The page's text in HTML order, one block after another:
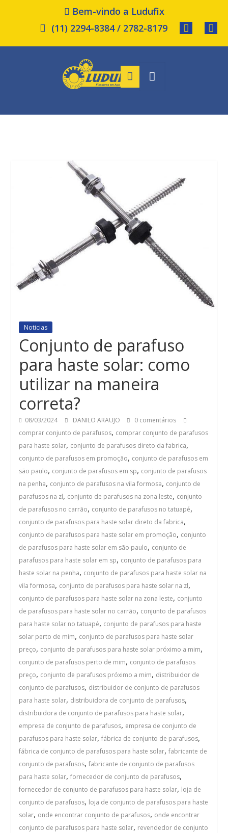
Bem-vindo a Ludufix
(11) 2294-8384 / 2782-8179
Noticias
Conjunto de parafuso
para haste solar: como
utilizar na maneira
correta?
08/03/2024 DANILO ARAUJO
0 comentários
comprar conjunto de parafusos, comprar conjunto de parafusos
para haste solar, conjunto de parafusos direto da fabrica,
conjunto de parafusos em promoção, conjunto de parafusos em
são paulo, conjunto de parafusos em sp, conjunto de parafusos
na penha, conjunto de parafusos na vila formosa, conjunto de
parafusos na zl, conjunto de parafusos na zona leste, conjunto
de parafusos no carrão, conjunto de parafusos no tatuapé,
conjunto de parafusos para haste solar direto da fabrica,
conjunto de parafusos para haste solar em promoção, conjunto
de parafusos para haste solar em são paulo, conjunto de
parafusos para haste solar em sp, conjunto de parafusos para
haste solar na penha, conjunto de parafusos para haste solar na
vila formosa, conjunto de parafusos para haste solar na zl,
conjunto de parafusos para haste solar na zona leste, conjunto
de parafusos para haste solar no carrão, conjunto de parafusos
para haste solar no tatuapé, conjunto de parafusos para haste
solar perto de mim, conjunto de parafusos para haste solar
preço, conjunto de parafusos para haste solar próximo a mim,
conjunto de parafusos perto de mim, conjunto de parafusos
preço, conjunto de parafusos próximo a mim, distribuidor de
conjunto de parafusos, distribuidor de conjunto de parafusos
para haste solar, distribuidora de conjunto de parafusos,
distribuidora de conjunto de parafusos para haste solar,
empresa de conjunto de parafusos, empresa de conjunto de
parafusos para haste solar,fábrica de conjunto de parafusos,
fábrica de conjunto de parafusos para haste solar,fabricante de
conjunto de parafusos,fabricante de conjunto de parafusos
para haste solar,fornecedor de conjunto de parafusos,
fornecedor de conjunto de parafusos para haste solar, loja de
conjunto de parafusos, loja de conjunto de parafusos para haste
solar, onde encontrar conjunto de parafusos, onde encontrar
conjunto de parafusos para haste solar, revendedor de conjunto